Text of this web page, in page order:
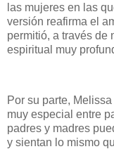
las mujeres en las
versión reafirma el
permitió, a través de
espiritual muy
Por su parte,
muy especial entre
padres y madres
y sientan lo mismo